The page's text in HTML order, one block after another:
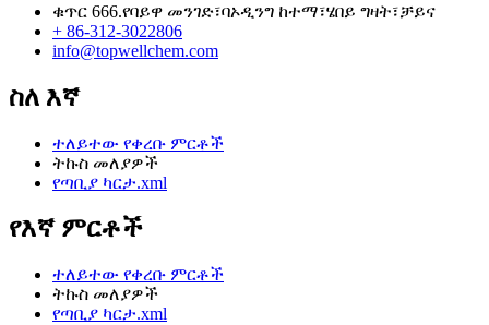
ቁጥር 666.የባይዋ መንገድ፣ባኦዲንግ ከተማ፣ሄበይ ግዛት፣ቻይና
+ 86-312-3022806
info@topwellchem.com
ስለ እኛ
ተለይተው የቀረቡ ምርቶች
ትኩስ መለያዎች
የጣቢያ ካርታ.xml
የእኛ ምርቶች
ተለይተው የቀረቡ ምርቶች
ትኩስ መለያዎች
የጣቢያ ካርታ.xml